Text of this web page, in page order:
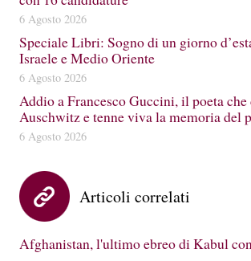
6 Agosto 2026
Speciale Libri: Sogno di un giorno
Israele e Medio Oriente
6 Agosto 2026
Addio a Francesco Guccini, il poeta che
Auschwitz e tenne viva la memoria del
6 Agosto 2026
Articoli correlati
Afghanistan, l'ultimo ebreo di Kabul